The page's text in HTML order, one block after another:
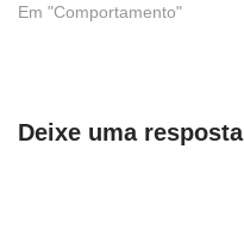
Em "Comportamento"
Deixe uma resposta